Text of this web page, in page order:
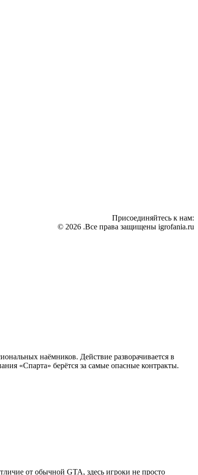
Присоединяйтесь к нам:
© 2026 .Все права защищены igrofania.ru
наёмников. Действие разворачивается в
«Спарта» берётся за самые опасные контракты.
от обычной GTA, здесь игроки не просто